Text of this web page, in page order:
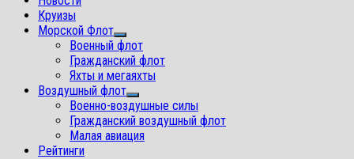
Круизы
Морской Флот
Показать
подменю
Военный флот
Гражданский флот
Яхты и мегаяхты
Воздушный флот
Показать
подменю
Военно-воздушные силы
Гражданский воздушный флот
Малая авиация
Рейтинги